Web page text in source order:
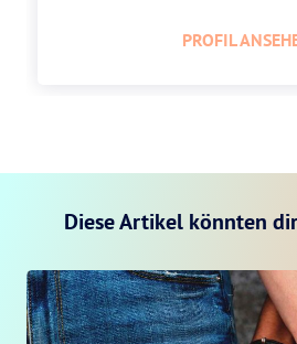
PROFIL
Diese Artikel könnten